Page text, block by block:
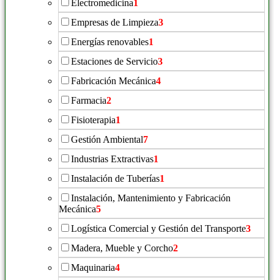
Electromedicina1
Empresas de Limpieza3
Energías renovables1
Estaciones de Servicio3
Fabricación Mecánica4
Farmacia2
Fisioterapia1
Gestión Ambiental7
Industrias Extractivas1
Instalación de Tuberías1
Instalación, Mantenimiento y Fabricación
Mecánica5
Logística Comercial y Gestión del Transporte3
Madera, Mueble y Corcho2
Maquinaria4